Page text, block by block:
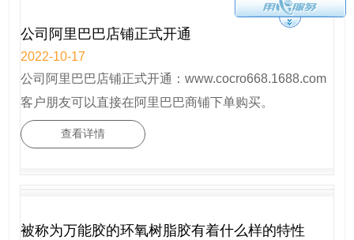
公司阿里巴巴店铺正式开通
2022-10-17
公司阿里巴巴店铺正式开通：www.cocro668.1688.com
客户朋友可以直接在阿里巴巴商铺下单购买。
查看详情
被称为万能胶的环氧树脂胶有着什么样的特性